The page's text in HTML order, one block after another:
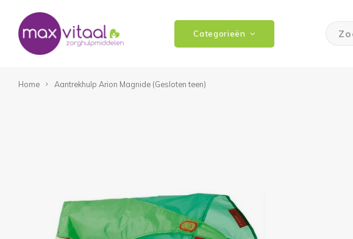
Categorieën
Home Aantrekhulp Arion Magnide (Gesloten teen)